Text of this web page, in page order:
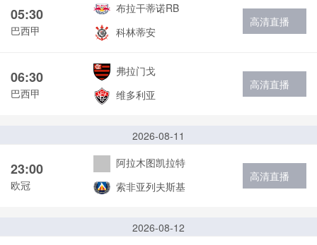
05:30
巴西甲
布拉干蒂诺RB
科林蒂安
高清直播
06:30
巴西甲
弗拉门戈
维多利亚
高清直播
2026-08-11
23:00
欧冠
阿拉木图凯拉特
索非亚列夫斯基
高清直播
2026-08-12